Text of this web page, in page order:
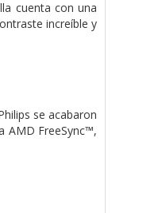
cuenta con una
increíble y
se acabaron
AMD FreeSync™,